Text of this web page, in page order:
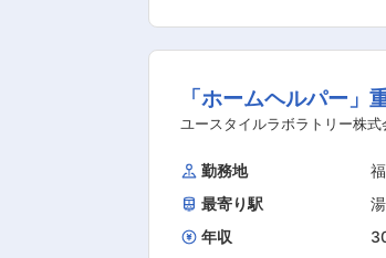
改善に努めています。 ■当社の魅力： 1）企業としての安定性 1949年の創業以来、70年以上に渡り安全と品質を重視し地域を支えてきまし
た。 その技術力と実績が認められ
ため、土日祝休みの工期
めの働きやすい職場づくりを進めています。 3）働きながらキャリアアップ 従
する資格（土木施工管理
「ホームヘルパー」
ユースタイルラボラトリー株式
勤務地
最寄り駅
年収